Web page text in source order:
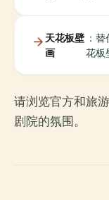
天花板壁
画
：
花板
请浏览官方和旅
剧院的氛围。